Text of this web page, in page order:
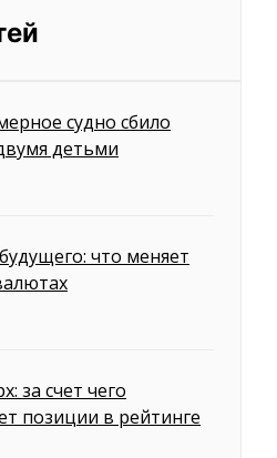
судно сбило
детьми
что меняет
за счет чего
позиции в рейтинге